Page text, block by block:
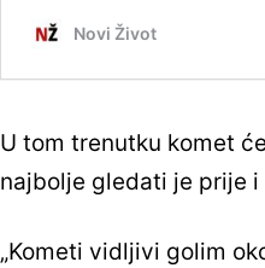
U tom trenutku komet
najbolje gledati je prije
„Kometi vidljivi golim